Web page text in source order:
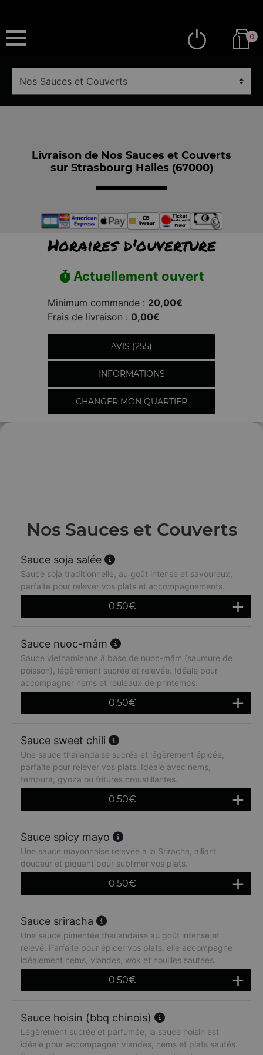
0
Livraison de Nos Sauces et Couverts
sur Strasbourg Halles (67000)
Horaires d'ouverture
Actuellement ouvert
Minimum commande : 20,00€
Frais de livraison : 0,00€
AVIS (255)
INFORMATIONS
CHANGER MON QUARTIER
Nos Sauces et Couverts
Sauce soja salée
Sauce soja traditionnelle, au goût intense et savoureux,
parfaite pour relever vos plats et accompagnements.
0.50€
Sauce nuoc-mâm
Sauce vietnamienne à base de nuoc-mâm (saumure de
poisson), légèrement sucrée et relevée. Idéale pour
accompagner nems et rouleaux de printemps.
0.50€
Sauce sweet chili
Une sauce thaïlandaise sucrée et légèrement épicée,
parfaite pour relever vos plats. Idéale avec nems,
tempura, gyoza ou fritures croustillantes.
0.50€
Sauce spicy mayo
Une sauce mayonnaise relevée à la Sriracha, alliant
douceur et piquant pour sublimer vos plats.
0.50€
Sauce sriracha
Une sauce pimentée thaïlandaise au goût intense et
relevé. Parfaite pour épicer vos plats, elle accompagne
idéalement nems, viandes, wok et nouilles sautées.
0.50€
Sauce hoisin (bbq chinois)
Légèrement sucrée et parfumée, la sauce hoisin est
idéale pour accompagner viandes, nems et plats sautés.